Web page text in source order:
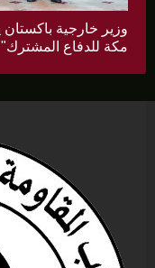
مكة للدفاع المشترك"